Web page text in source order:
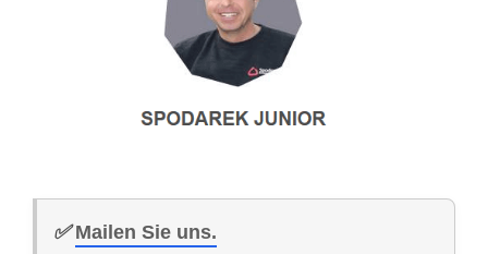
✅Mailen Sie uns.